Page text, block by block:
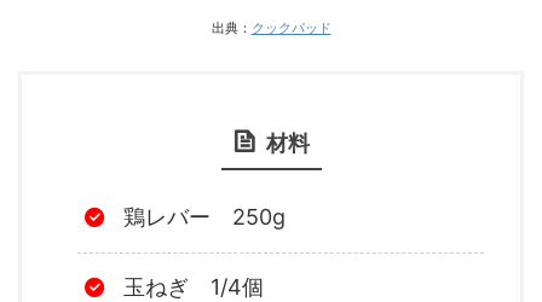
出典： クックパッド
材料
鶏レバー 250g
玉ねぎ 1/4個